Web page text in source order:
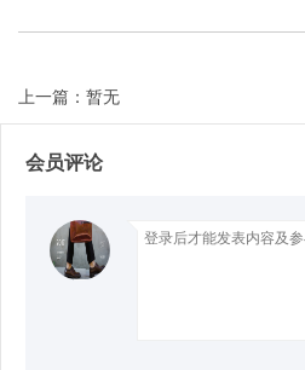
上一篇：暂无
会员评论